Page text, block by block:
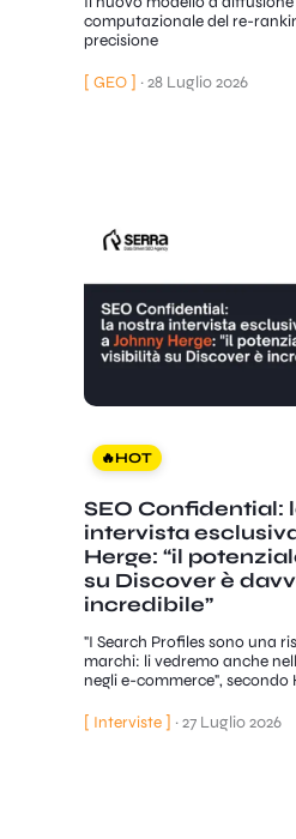
computazionale del re-
precisione
[ GEO ] ·28 Luglio 2026
🔥HOT
SEO Confidential:
intervista
Herge: “il
su Discover è
incredibile”
"I Search Profiles sono una
marchi: li vedremo anche
negli e-commerce", secondo
[ Interviste ] ·27 Luglio 2026